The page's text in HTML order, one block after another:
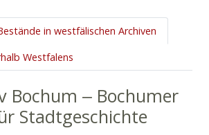
in westfälischen Archiven
Westfalens
Bochum ‒ Bochumer
Stadtgeschichte